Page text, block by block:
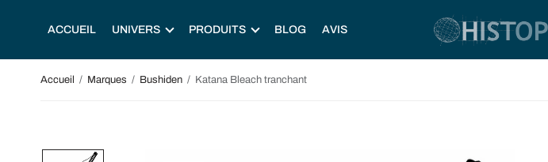
ACCUEIL UNIVERS PRODUITS BLOG AVIS
Accueil / Marques / Bushiden / Katana Bleach tranchant